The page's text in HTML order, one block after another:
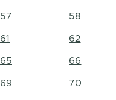
57 58
61 62
65 66
69 70